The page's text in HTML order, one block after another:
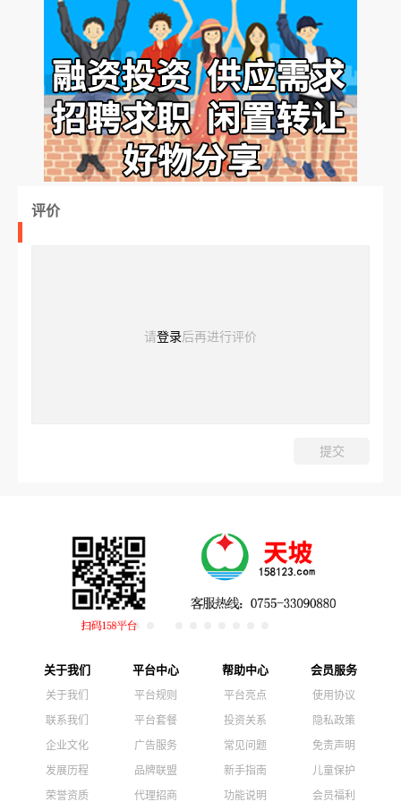
评价
请登录后再进行评价
关于我们
关于我们
联系我们
企业文化
发展历程
荣誉资质
平台中心
平台规则
平台套餐
广告服务
品牌联盟
代理招商
帮助中心
平台亮点
投资关系
常见问题
新手指南
功能说明
会员服务
使用协议
隐私政策
免责声明
儿童保护
会员福利